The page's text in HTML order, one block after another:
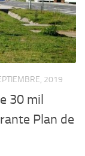
2019
30 mil
Plan de